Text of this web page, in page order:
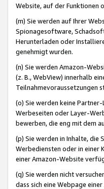
Website, auf der Funktionen
(m) Sie werden auf Ihrer
Spionagesoftware,
Herunterladen oder
genehmigt wurden.
(n) Sie werden Amazon-
(z. B., WebView) innerhalb
Teilnahmevoraussetzungen
(o) Sie werden keine
Werbeseiten oder Layer-
bewerben, die eng mit dem
(p) Sie werden in Inhalte, die
Werbediensten oder in einer
einer Amazon-Website
(q) Sie werden nicht
dass sich eine Webpage